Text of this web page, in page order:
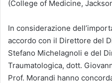
(College of Medicine,
In considerazione
accordo con il Direttore del
Stefano Michelagnoli e del
Traumatologica, dott.
Prof. Morandi hanno